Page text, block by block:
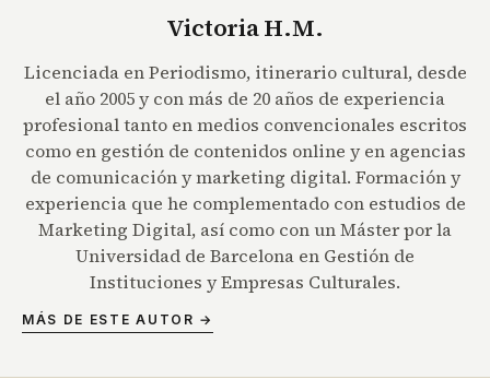
Victoria H.M.
Licenciada en Periodismo, itinerario cultural, desde
el año 2005 y con más de 20 años de experiencia
profesional tanto en medios convencionales escritos
como en gestión de contenidos online y en agencias
de comunicación y marketing digital. Formación y
experiencia que he complementado con estudios de
Marketing Digital, así como con un Máster por la
Universidad de Barcelona en Gestión de
Instituciones y Empresas Culturales.
MÁS DE ESTE AUTOR →